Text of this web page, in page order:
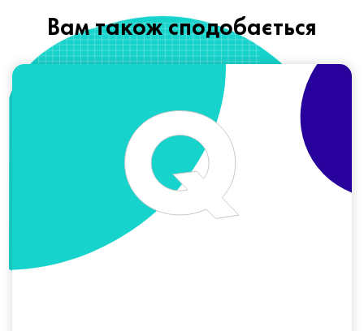
Вам також сподобається